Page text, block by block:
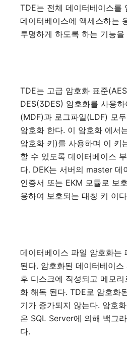
TDE는 전체 데이터베이스를
데이터베이스에 액세스하는
투명하게 하도록 하는 기능을
TDE는 고급 암호화 표준
DES(3DES) 암호화를 사용
(MDF)과 로그파일(LDF) 모
암호화 한다. 이 암호화 에서
암호화 키)를 사용하며 이 키
할 수 있도록 데이터베이스
다. DEK는 서버의 master 데
인증서 또는 EKM 모듈로 보
용하여 보호되는 대칭 키 이
데이터베이스 파일 암호화는
된다. 암호화된 데이터베이
후 디스크에 작성되고 메모
화 해독 된다. TDE로 암호화
기가 증가되지 않는다. 암호
은 SQL Server에 의해 백그
다.